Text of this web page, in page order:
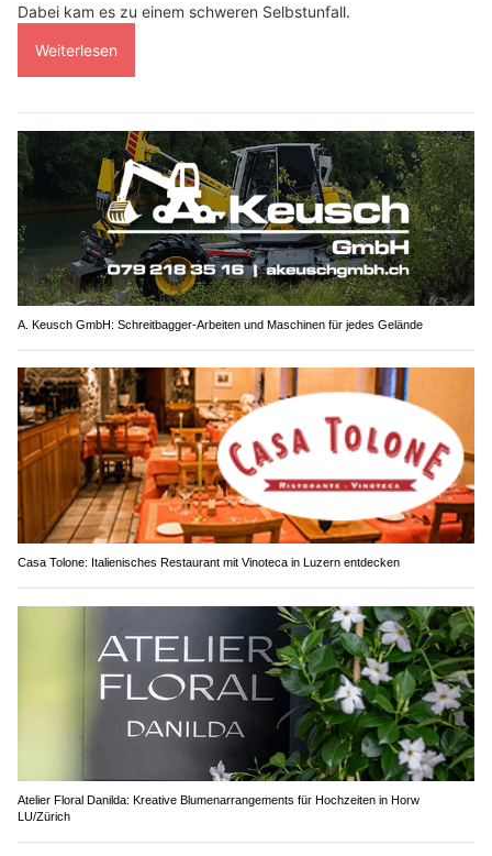
Dabei kam es zu einem schweren Selbstunfall.
Weiterlesen
A. Keusch GmbH: Schreitbagger-Arbeiten und Maschinen für jedes Gelände
Casa Tolone: Italienisches Restaurant mit Vinoteca in Luzern entdecken
Atelier Floral Danilda: Kreative Blumenarrangements für Hochzeiten in Horw
LU/Zürich